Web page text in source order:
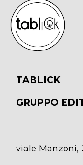
TABLICK
GRUPPO
viale Manzoni,